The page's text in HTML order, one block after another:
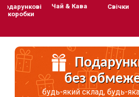
Подарункові
коробки
Чай & Кава
без
будь-який склад, будь-